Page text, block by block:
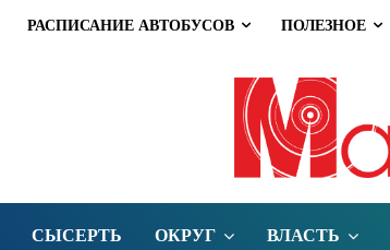
РАСПИСАНИЕ АВТОБУСОВ ПОЛЕЗНОЕ
СЫСЕРТЬ ОКРУГ ВЛАСТЬ